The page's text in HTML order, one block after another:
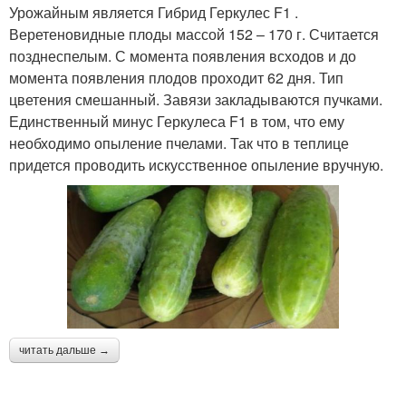
Урожайным является Гибрид Геркулес F1 .
Веретеновидные плоды массой 152 – 170 г. Считается
позднеспелым. С момента появления всходов и до
момента появления плодов проходит 62 дня. Тип
цветения смешанный. Завязи закладываются пучками.
Единственный минус Геркулеса F1 в том, что ему
необходимо опыление пчелами. Так что в теплице
придется проводить искусственное опыление вручную.
читать дальше →